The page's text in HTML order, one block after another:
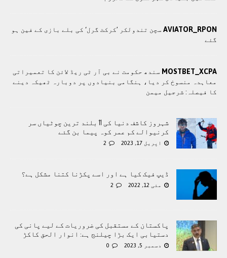
AVIATOR_RPON سچن تندولکر ’کرکٹ گرل‘ کی بلے بازی کے فین ہو
گئے
MOSTBET_XCPA سندھ حکومت نے بی آر ٹی ریڈ لائن کا تعمیراتی
معاہدہ منسوخ کر دیا، ہنگامی بنیادوں پر دوبارہ ٹھیکہ دینے
کا فیصلہ: شرجیل میمن
شہروز کاشف دنیا کی 11 بلند ترین چوٹیاں سر
کرنیوالے کم عمر کوہ پیما بن گئے
اپریل 17, 2023 2
ڈیپ فیک کیا ہے اور اسے پکڑنا کتنا مشکل ہے؟
مئی 12, 2022 2
پاکستان کے مستقبل کی ضروریات کے لیے پانی کی
دستیابی ایک بڑا چیلنج ہے: انوار الحق کاکڑ
دسمبر 5, 2023 0